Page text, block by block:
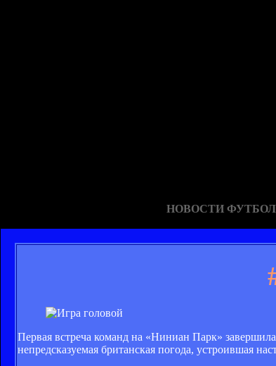
НОВОСТИ
Первая встреча команд на «Ниниан Парк»
непредсказуемая британская погода, устроившая